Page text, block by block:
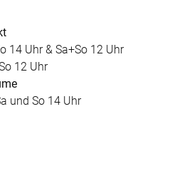
14 Uhr & Sa+So 12 Uhr
12 Uhr
und So 14 Uhr